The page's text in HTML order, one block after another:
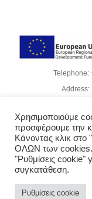
Telephone:
Address:
© Copyright
Χρησιμοποιούμε
προσφέρουμε την
Κάνοντας κλικ
ΟΛΩΝ των cookies.
"Ρυθμίσεις cookie"
συγκατάθεση.
Ρυθμίσεις cookie